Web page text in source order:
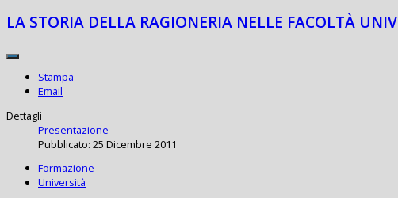
LA STORIA DELLA RAGIONERIA NELLE FACOLTÀ
Stampa
Email
Dettagli
Presentazione
Pubblicato: 25 Dicembre 2011
Formazione
Università